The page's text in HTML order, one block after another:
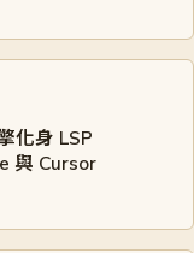
化身 LSP
與 Cursor